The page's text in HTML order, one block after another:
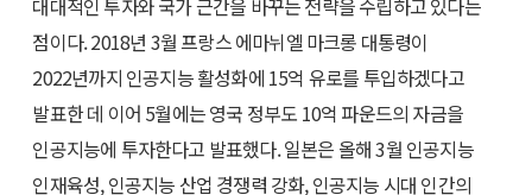
대대적인 투자와 국가 근간을 바꾸는 전략을 수립하고 있다는
점이다. 2018년 3월 프랑스 에마뉘엘 마크롱 대통령이
2022년까지 인공지능 활성화에 15억 유로를 투입하겠다고
발표한 데 이어 5월에는 영국 정부도 10억 파운드의 자금을
인공지능에 투자한다고 발표했다. 일본은 올해 3월 인공지능
인재육성, 인공지능 산업 경쟁력 강화, 인공지능 시대 인간의